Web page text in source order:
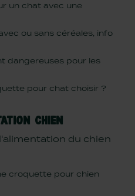
un chat avec une
ou sans céréales, info
dangereuses pour les
pour chat choisir ?
CHIEN
du chien
croquette pour chien